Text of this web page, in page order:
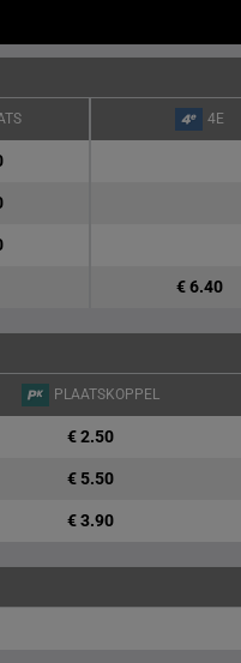
4E
€ 6.40
PLAATSKOPPEL
€ 2.50
€ 5.50
€ 3.90